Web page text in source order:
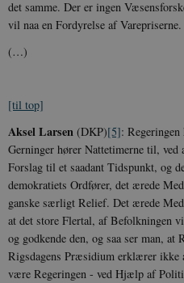
det samme. Der er ingen
vil naa en Fordyrelse af Varepriserne.
(…)
[til top]
Aksel Larsen (DKP)[5]:
Gerninger hører Nattetimerne til, ved
Forslag til et saadant Tids­punkt, og
demokratiets Ordfører, det ærede
ganske særligt Relief. Det ærede
at det store Flertal, af Befolkningen
og godkende den, og saa ser man,
Rigsdagens Præsidium erklærer ikke
være Regeringen - ved Hjælp af
sp_t
JSESSIONID